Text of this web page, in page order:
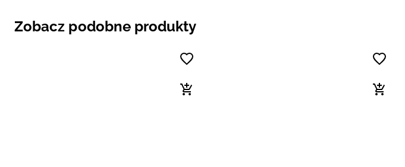
Zobacz podobne produkty